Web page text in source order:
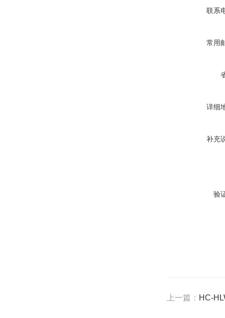
联系
常用
详细
补充
验
上一篇： HC-